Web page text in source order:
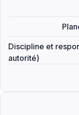
Discipline et
autorité)